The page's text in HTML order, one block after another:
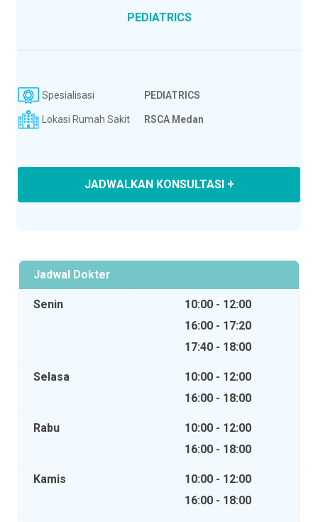
PEDIATRICS
Spesialisasi PEDIATRICS
Lokasi Rumah Sakit RSCA Medan
JADWALKAN KONSULTASI +
Jadwal Dokter
Senin
10:00 - 12:00
16:00 - 17:20
17:40 - 18:00
Selasa
10:00 - 12:00
16:00 - 18:00
Rabu
10:00 - 12:00
16:00 - 18:00
Kamis
10:00 - 12:00
16:00 - 18:00